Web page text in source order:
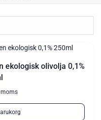
ekologisk olivolja 0,1%